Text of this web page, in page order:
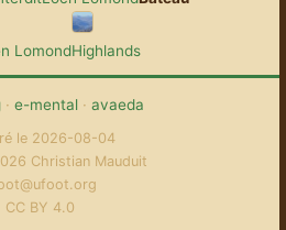
LomondHighlands
· e-mental· avaeda
le 2026-08-04
Christian Mauduit
CC BY 4.0